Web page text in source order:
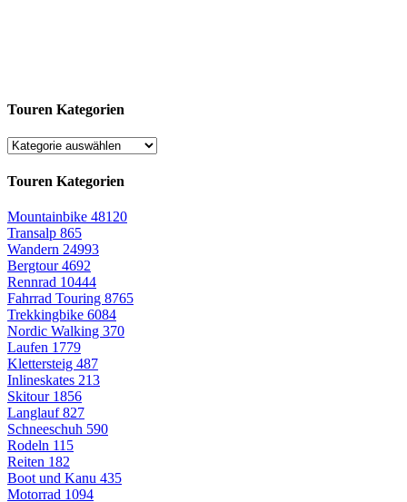
Touren Kategorien
Touren Kategorien
Mountainbike 48120
Transalp 865
Wandern 24993
Bergtour4692
Rennrad 10444
Fahrrad Touring 8765
Trekkingbike 6084
Nordic Walking 370
Laufen 1779
Klettersteig 487
Inlineskates 213
Skitour 1856
Langlauf827
Schneeschuh 590
Rodeln 115
Reiten 182
Boot und Kanu 435
Motorrad 1094